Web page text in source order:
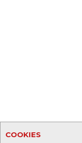
COOKIES